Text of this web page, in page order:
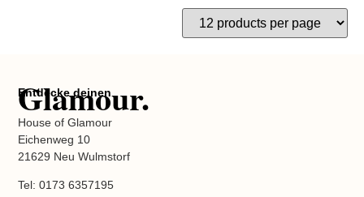
Entdecke deinen
Glamour.
House of Glamour
Eichenweg 10
21629 Neu Wulmstorf
Tel: 0173 6357195